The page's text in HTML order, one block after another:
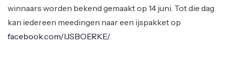
winnaars worden bekend gemaakt op 14 juni. Tot die dag
kan iedereen meedingen naar een ijspakket op
facebook.com/IJSBOERKE/.